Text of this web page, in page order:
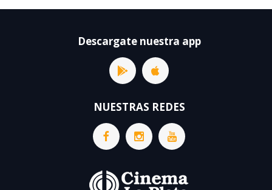
Descargate nuestra app
NUESTRAS REDES